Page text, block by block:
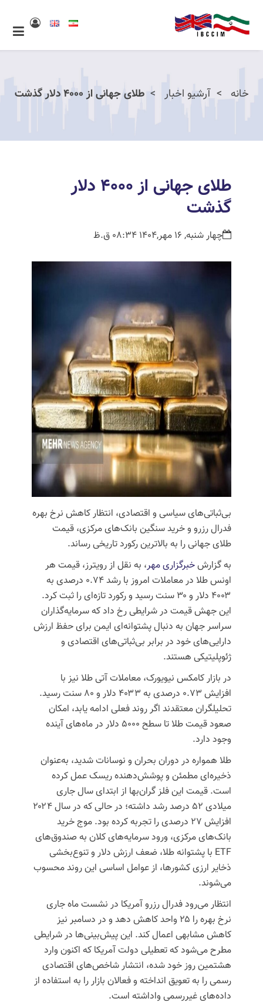
خانه آرشیو اخبار طلای جهانی از ۴۰۰۰ دلار گذشت
طلای جهانی از ۴۰۰۰ دلار
گذشت
چهار شنبه, 16 مهر,1404 08:34 ق.ظ
بی‌ثباتی‌های سیاسی و اقتصادی، انتظار کاهش نرخ بهره
فدرال رزرو و خرید سنگین بانک‌های مرکزی، قیمت
طلای جهانی را به بالاترین رکورد تاریخی رساند.
به گزارشخبرگزاری مهر، به نقل از رویترز، قیمت هر
اونس طلا در معاملات امروز با رشد ۰.۷۴ درصدی به
۴۰۰۳ دلار و ۳۰ سنت رسید و رکورد تازه‌ای را ثبت کرد.
این جهش قیمت در شرایطی رخ داد که سرمایه‌گذاران
سراسر جهان به دنبال پشتوانه‌ای ایمن برای حفظ ارزش
دارایی‌های خود در برابر بی‌ثباتی‌های اقتصادی و
ژئوپلیتیکی هستند.
در بازار کامکس نیویورک، معاملات آتی طلا نیز با
افزایش ۰.۷۳ درصدی به ۴۰۳۳ دلار و ۸۰ سنت رسید.
تحلیلگران معتقدند اگر روند فعلی ادامه یابد، امکان
صعود قیمت طلا تا سطح ۵۰۰۰ دلار در ماه‌های آینده
وجود دارد.
طلا همواره در دوران بحران و نوسانات شدید، به‌عنوان
ذخیره‌ای مطمئن و پوشش‌دهنده ریسک عمل کرده
است. قیمت این فلز گران‌بها از ابتدای سال جاری
میلادی ۵۲ درصد رشد داشته؛ در حالی که در سال ۲۰۲۴
افزایش ۲۷ درصدی را تجربه کرده بود. موج خرید
بانک‌های مرکزی، ورود سرمایه‌های کلان به صندوق‌های
ETF با پشتوانه طلا، ضعف ارزش دلار و تنوع‌بخشی
ذخایر ارزی کشورها، از عوامل اساسی این روند محسوب
می‌شوند.
انتظار می‌رود فدرال رزرو آمریکا در نشست ماه جاری
نرخ بهره را ۲۵ واحد کاهش دهد و در دسامبر نیز
کاهش مشابهی اعمال کند. این پیش‌بینی‌ها در شرایطی
مطرح می‌شود که تعطیلی دولت آمریکا که اکنون وارد
هشتمین روز خود شده، انتشار شاخص‌های اقتصادی
رسمی را به تعویق انداخته و فعالان بازار را به استفاده از
داده‌های غیررسمی واداشته است.